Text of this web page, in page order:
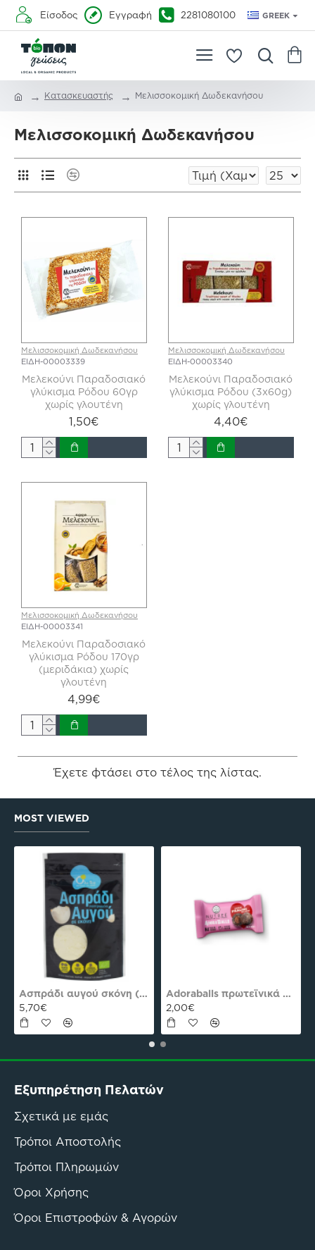
Είσοδος Εγγραφή 2281080100 GREEK
Κατασκευαστής Μελισσοκομική Δωδεκανήσου
Μελισσοκομική Δωδεκανήσου
Μελισσοκομική Δωδεκανήσου
ΕΙΔΗ-00003339
Μελεκούνι Παραδοσιακό
γλύκισμα Ρόδου 60γρ
χωρίς γλουτένη
1,50€
Μελισσοκομική Δωδεκανήσου
ΕΙΔΗ-00003340
Μελεκούνι Παραδοσιακό
γλύκισμα Ρόδου (3x60g)
χωρίς γλουτένη
4,40€
Μελισσοκομική Δωδεκανήσου
ΕΙΔΗ-00003341
Μελεκούνι Παραδοσιακό
γλύκισμα Ρόδου 170γρ
(μεριδάκια) χωρίς
γλουτένη
4,99€
Έχετε φτάσει στο τέλος της λίστας.
MOST VIEWED
Ασπράδι αυγού σκόνη (Αλβουμίνη) Ola-Bio 50gr
5,70€
Adoraballs πρωτεϊνικά μπαλάκια choco praline delight 40γρ Nutree Χ.ΓΛ
2,00€
Εξυπηρέτηση Πελατών
Σχετικά με εμάς
Τρόποι Αποστολής
Τρόποι Πληρωμών
Όροι Χρήσης
Όροι Επιστροφών & Αγορών